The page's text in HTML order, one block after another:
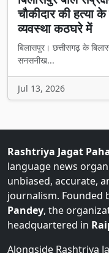
चौकीदार की हत्या के
व्यवस्था कठघरे में
बिलासपुर। छत्तीसगढ़ के
सनसनीख...
Jul 13, 2026
Rashtriya Jagat
language news
unbiased, accurate,
journalism. Founded
Pandey, the
headquartered in
Alongside Rashtriya